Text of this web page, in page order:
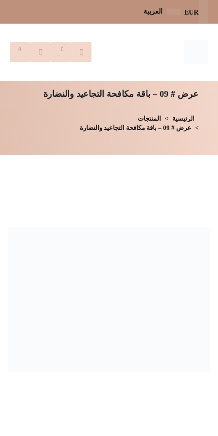
EUR العربية
0
0
عرض # 09 – باقة مكافحة التجاعيد والنضارة
الرئيسية المنتجات